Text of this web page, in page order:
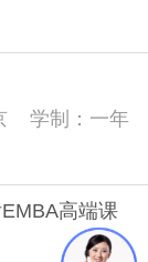
学制：一年
高端课